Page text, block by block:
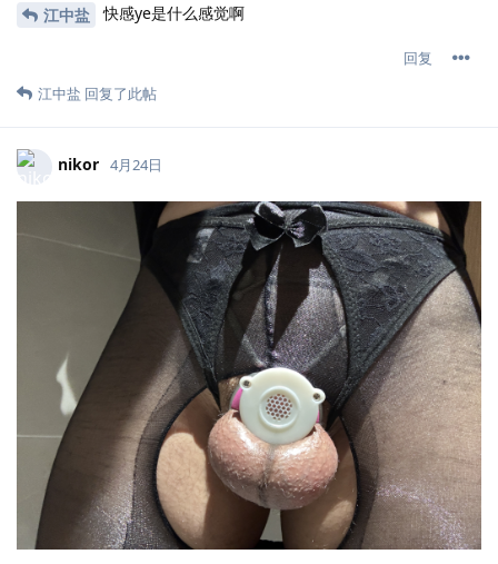
江中盐 快感ye是什么感觉啊
回复
江中盐 回复了此帖
nikor 4月24日